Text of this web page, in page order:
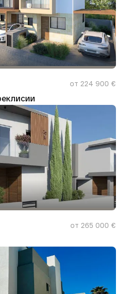
от 224 900 €
от 265 000 €